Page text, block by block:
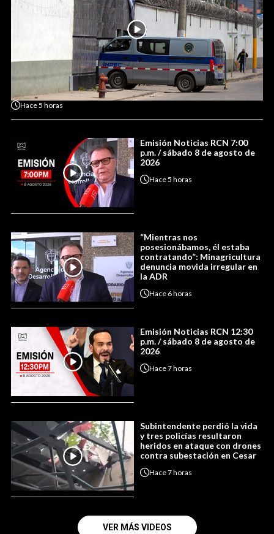
Hace5 horas
Emisión Noticias RCN 7:00
p.m. / sábado 8 de agosto de
2026
Hace5 horas
“Mientras nos
posesionábamos, él estaba
contratando”: Minagricultura
denuncia movida irregular en
la ADR
Hace 6 horas
Emisión Noticias RCN 12:30
p.m. / sábado 8 de agosto de
2026
Hace7 horas
Subintendente perdió la vida
y tres policías resultaron
heridos en ataque con drones
contra subestación en Cesar
Hace7 horas
VER MÁS VIDEOS